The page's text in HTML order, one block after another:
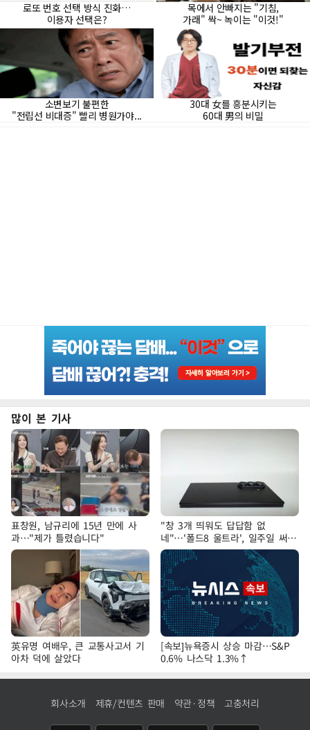
많이 본 기사
표창원, 남규리에 15년 만에 사
과…"제가 틀렸습니다"
"창 3개 띄워도 답답함 없
네"…'폴드8 울트라', 일주일 써보
니
英유명 여배우, 큰 교통사고서 기
아차 덕에 살았다
[속보]뉴욕증시 상승 마감…S&P
0.6% 나스닥 1.3%↑
회사소개 제휴/컨텐츠 판매 약관·정책 고충처리